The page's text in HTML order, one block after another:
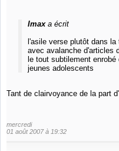
Imaxa écrit
l'asile verse plutôt dans la
avec avalanche d'articles
le tout subtilement
jeunes adolescents
Tant de clairvoyance de la part
mercredi
01 août 2007 à 19:32